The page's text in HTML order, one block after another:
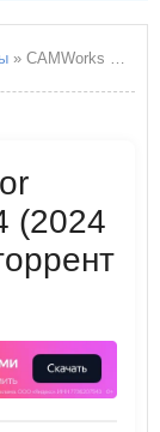
» CAMWorks Multilang for SolidWorks 2023-2024
(2024